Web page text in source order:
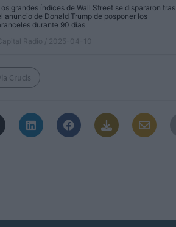
grandes índices de Wall Street se dispararon tras
anuncio de Donald Trump de posponer los
durante 90 días
Radio
/ 2025-04-10
Crucis